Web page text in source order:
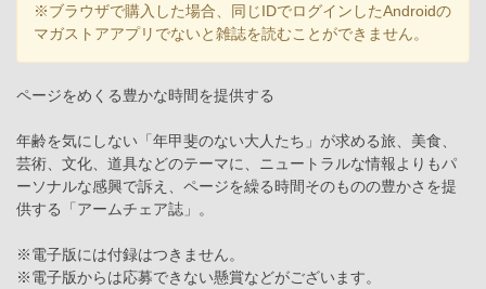
※ブラウザで購入した場合、同じIDでログインしたAndroidの
マガストアアプリでないと雑誌を読むことができません。
ページをめくる豊かな時間を提供する
年齢を気にしない「年甲斐のない大人たち」が求める旅、美食、
芸術、文化、道具などのテーマに、ニュートラルな情報よりもパ
ーソナルな感興で訴え、ページを繰る時間そのものの豊かさを提
供する「アームチェア誌」。
※電子版には付録はつきません。
※電子版からは応募できない懸賞などがございます。